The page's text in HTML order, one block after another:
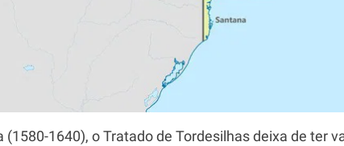
(1580-1640), o Tratado de Tordesilhas deixa de ter